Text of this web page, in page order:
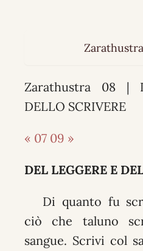
Zarathustra
Zarathustra 08 |
DELLO SCRIVERE
« 07 09 »
DEL LEGGERE E
Di quanto fu
ciò che taluno
sangue. Scrivi col